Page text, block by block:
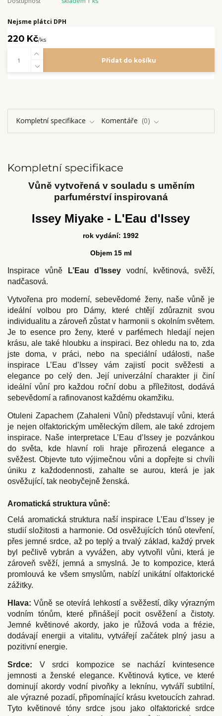
Nejsme plátci DPH
220 Kč/ks
Přidat do košíku
Kompletní specifikace Komentáře 0
Kompletní specifikace
Vůně vytvořená v souladu s uměním
parfumérství inspirovaná
Issey Miyake - L'Eau d'Issey
rok vydání: 1992
Objem 15 ml
Inspirace vůně L’Eau d’Issey vodní, květinová, svěží,
nadčasová.
Vytvořena pro moderní, sebevědomé ženy, naše vůně je
ideální volbou pro Dámy, které chtějí zdůraznit svou
individualitu a zároveň zůstat v harmonii s okolním světem.
Je to esence pro ženy, které v parfémech hledají nejen
krásu, ale také hloubku a inspiraci. Bez ohledu na to, zda
jste doma, v práci, nebo na speciální události, naše
inspirace L’Eau d’Issey vám zajistí pocit svěžesti a
elegance po celý den. Její univerzální charakter ji činí
ideální vůní pro každou roční dobu a příležitost, dodává
sebevědomí a rafinovanost každému okamžiku.
Otuleni Zapachem (Zahaleni Vůní) představují vůni, která
je nejen olfaktorickým uměleckým dílem, ale také zdrojem
inspirace. Naše interpretace L’Eau d’Issey je pozvánkou
do světa, kde hlavní roli hraje přirozená elegance a
svěžest. Objevte tuto výjimečnou vůni a dopřejte si chvíli
úniku z každodennosti, zahalte se aurou, která je jak
osvěžující, tak neobyčejně ženská.
Aromatická struktura vůně:
Celá aromatická struktura naší inspirace L’Eau d’Issey je
studií složitosti a harmonie. Od osvěžujících tónů otevření,
přes jemné srdce, až po teplý a trvalý základ, každý prvek
byl pečlivě vybrán a vyvážen, aby vytvořil vůni, která je
zároveň svěží, jemná a smyslná. Je to kompozice, která
promlouvá ke všem smyslům, nabízí unikátní olfaktorické
zážitky.
Hlava: Vůně se otevírá lehkostí a svěžestí, díky výrazným
vodním tónům, které přinášejí pocit osvěžení a čistoty.
Jemné květinové akordy, jako je růžová voda a frézie,
dodávají energii a vitalitu, vytvářejí začátek plný jasu a
pozitivní energie.
Srdce: V srdci kompozice se nachází kvintesence
jemnosti a ženské elegance. Květinová kytice, ve které
dominují akordy vodní pivoňky a leknínu, vytváří subtilní,
ale výrazné pozadí, připomínající krásu kvetoucích zahrad.
Tyto květinové tóny srdce jsou jako olfaktorické srdce